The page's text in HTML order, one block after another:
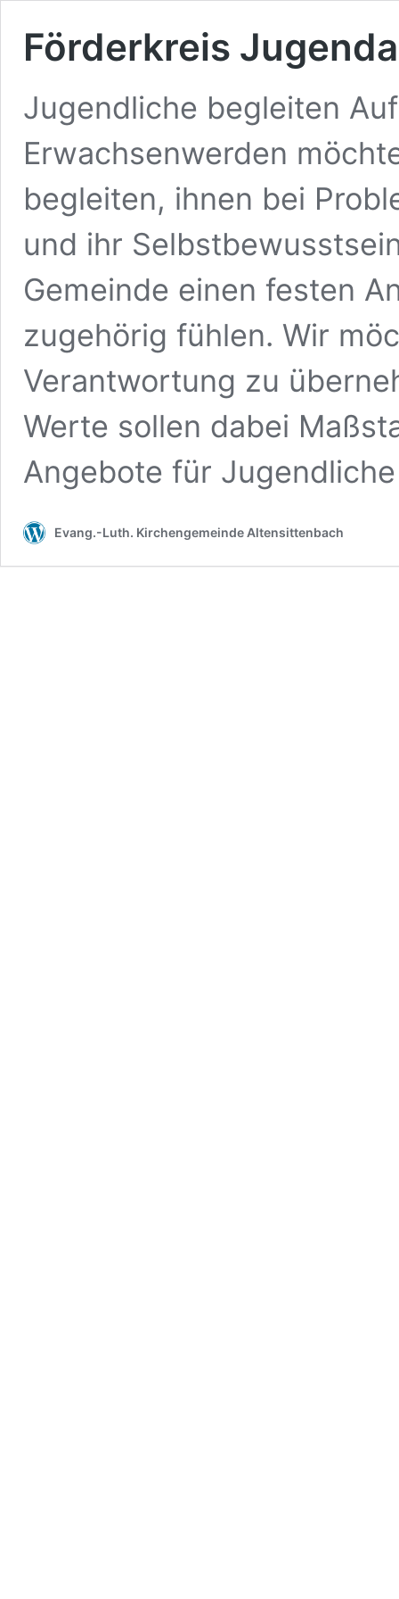
Förderkreis
Jugendliche begleiten
Erwachsenwerden
begleiten, ihnen bei
und ihr
Gemeinde einen festen
zugehörig fühlen. Wir
Verantwortung zu
Werte sollen dabei
Angebote für
Evang.-Luth. Kirchengemeinde Altensittenbach